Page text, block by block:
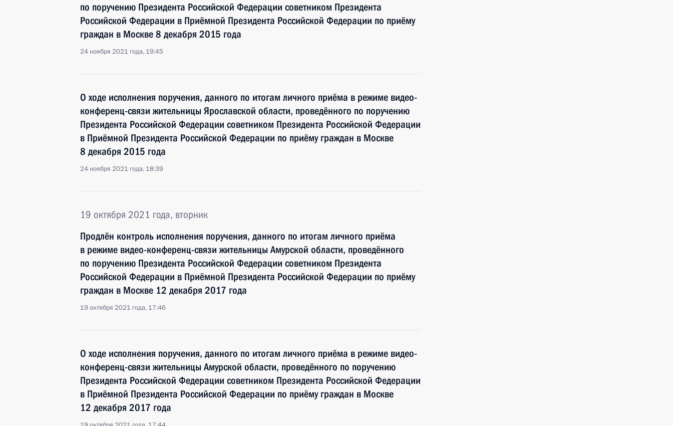
по поручению Президента Российской Федерации советником Президента
Российской Федерации в Приёмной Президента Российской Федерации по приёму
граждан в Москве 8 декабря 2015 года
24 ноября 2021 года, 19:45
О ходе исполнения поручения, данного по итогам личного приёма в режиме видео-
конференц-связи жительницы Ярославской области, проведённого по поручению
Президента Российской Федерации советником Президента Российской Федерации
в Приёмной Президента Российской Федерации по приёму граждан в Москве
8 декабря 2015 года
24 ноября 2021 года, 18:39
19 октября 2021 года, вторник
Продлён контроль исполнения поручения, данного по итогам личного приёма
в режиме видео-конференц-связи жительницы Амурской области, проведённого
по поручению Президента Российской Федерации советником Президента
Российской Федерации в Приёмной Президента Российской Федерации по приёму
граждан в Москве 12 декабря 2017 года
19 октября 2021 года, 17:46
О ходе исполнения поручения, данного по итогам личного приёма в режиме видео-
конференц-связи жительницы Амурской области, проведённого по поручению
Президента Российской Федерации советником Президента Российской Федерации
в Приёмной Президента Российской Федерации по приёму граждан в Москве
12 декабря 2017 года